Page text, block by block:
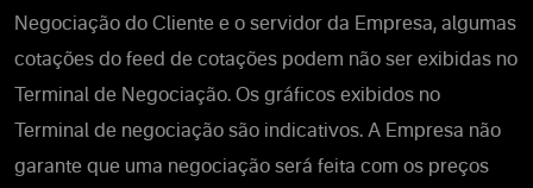
Negociação do Cliente e o servidor da Empresa, algumas
cotações do feed de cotações podem não ser exibidas no
Terminal de Negociação. Os gráficos exibidos no
Terminal de negociação são indicativos. A Empresa não
garante que uma negociação será feita com os preços